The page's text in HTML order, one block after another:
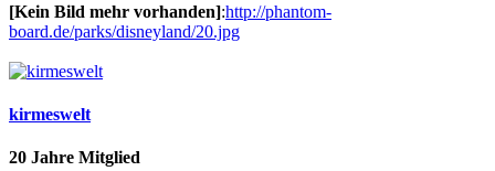
[Kein Bild mehr vorhanden]:http://phantom-
board.de/parks/disneyland/20.jpg
kirmeswelt
20 Jahre Mitglied